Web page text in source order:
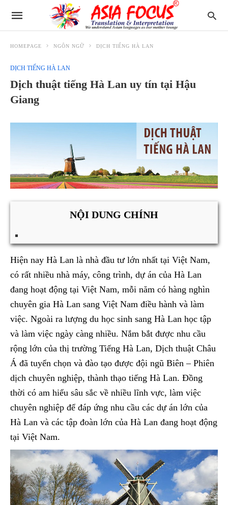
HOMEPAGE NGÔN NGỮ DỊCH TIẾNG HÀ LAN
DỊCH TIẾNG HÀ LAN
Dịch thuật tiếng Hà Lan uy tín tại Hậu
Giang
NỘI DUNG CHÍNH
Hiện nay Hà Lan là nhà đầu tư lớn nhất tại Việt Nam,
có rất nhiều nhà máy, công trình, dự án của Hà Lan
đang hoạt động tại Việt Nam, mỗi năm có hàng nghìn
chuyên gia Hà Lan sang Việt Nam điều hành và làm
việc. Ngoài ra lượng du học sinh sang Hà Lan học tập
và làm việc ngày càng nhiều. Nắm bắt được nhu cầu
rộng lớn của thị trường Tiếng Hà Lan, Dịch thuật Châu
Á đã tuyển chọn và đào tạo được đội ngũ Biên – Phiên
dịch chuyên nghiệp, thành thạo tiếng Hà Lan. Đồng
thời có am hiểu sâu sắc về nhiều lĩnh vực, làm việc
chuyên nghiệp để đáp ứng nhu cầu các dự án lớn của
Hà Lan và các tập đoàn lớn của Hà Lan đang hoạt động
tại Việt Nam.